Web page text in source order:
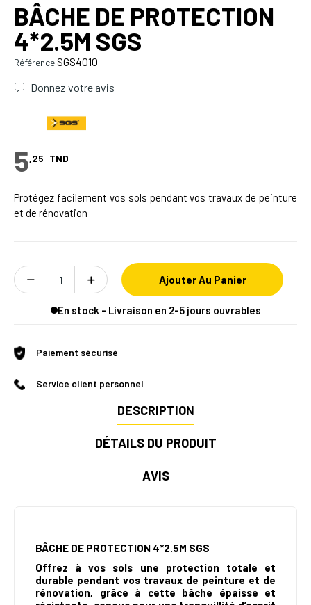
BÂCHE DE PROTECTION
4*2.5M SGS
RéférenceSGS4010
Donnez votre avis
5,25 TND
Protégez facilement vos sols pendant vos travaux de peinture
et de rénovation
Ajouter Au Panier
En stock - Livraison en 2-5 jours ouvrables
Paiement sécurisé
Service client personnel
DESCRIPTION
DÉTAILS DU PRODUIT
AVIS
BÂCHE DE PROTECTION 4*2.5M SGS
Offrez à vos sols une protection totale et
durable pendant vos travaux de peinture et de
rénovation, grâce à cette bâche épaisse et